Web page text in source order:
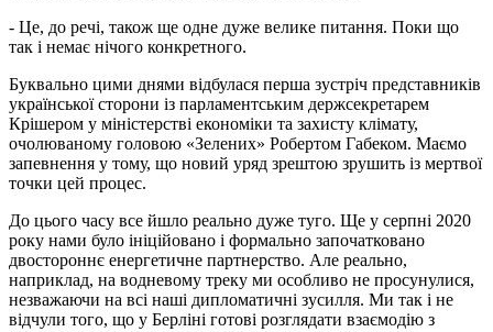
- Це, до речі, також ще одне дуже велике питання. Поки що
так і немає нічого конкретного.
Буквально цими днями відбулася перша зустріч представників
української сторони із парламентським держсекретарем
Крішером у міністерстві економіки та захисту клімату,
очолюваному головою «Зелених» Робертом Габеком. Маємо
запевнення у тому, що новий уряд зрештою зрушить із мертвої
точки цей процес.
До цього часу все йшло реально дуже туго. Ще у серпні 2020
року нами було ініційовано і формально започатковано
двостороннє енергетичне партнерство. Але реально,
наприклад, на водневому треку ми особливо не просунулися,
незважаючи на всі наші дипломатичні зусилля. Ми так і не
відчули того, що у Берліні готові розглядати взаємодію з